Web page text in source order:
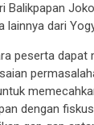
Balikpapan
dari
peserta
dengan